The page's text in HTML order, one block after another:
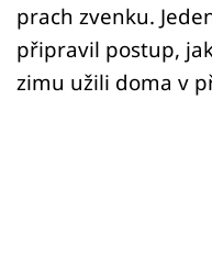
prach zvenku.
připravil postup,
zimu užili doma v